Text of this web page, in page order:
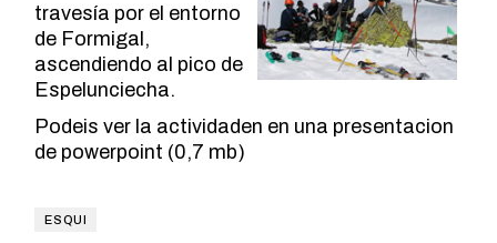
travesía por el entorno
de Formigal,
ascendiendo al pico de
Espelunciecha.
Podeis ver la actividaden en una presentacion
de powerpoint (0,7 mb)
ESQUI